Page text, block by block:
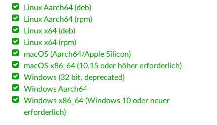
Linux Aarch64 (deb)
Linux Aarch64 (rpm)
Linux x64 (deb)
Linux x64 (rpm)
macOS (Aarch64/Apple Silicon)
macOS x86_64 (10.15 oder höher erforderlich)
Windows (32 bit, deprecated)
Windows Aarch64
Windows x86_64 (Windows 10 oder neuer
erforderlich)